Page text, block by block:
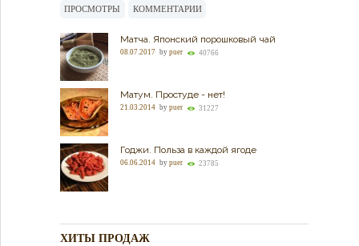
ПРОСМОТРЫ КОММЕНТАРИИ
Матча. Японский порошковый чай
08.07.2017 by puer 40766
Матум. Простуде - нет!
21.03.2014 by puer 31227
Годжи. Польза в каждой ягоде
06.06.2014 by puer 23785
ХИТЫ ПРОДАЖ